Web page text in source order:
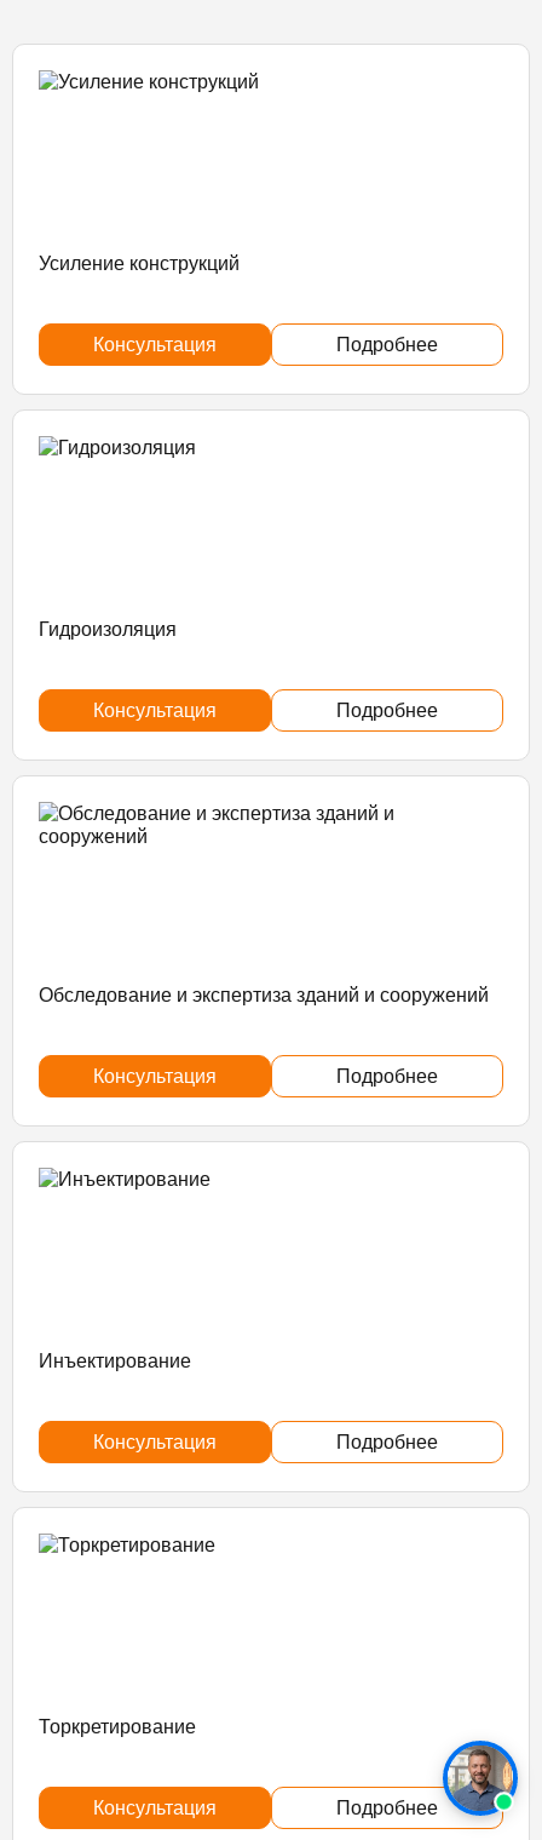
Усиление конструкций
Консультация Подробнее
Гидроизоляция
Консультация Подробнее
Обследование и экспертиза зданий и сооружений
Консультация Подробнее
Инъектирование
Консультация Подробнее
Торкретирование
Консультация Подробнее